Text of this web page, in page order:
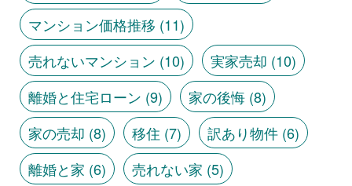
マンション価格推移 (11)
売れないマンション (10) 実家売却 (10)
離婚と住宅ローン (9) 家の後悔(8)
家の売却 (8) 移住 (7) 訳あり物件(6)
離婚と家 (6) 売れない家 (5)